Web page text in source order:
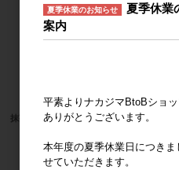
抹茶着物 ハローキティ MC
夏季休業のお知らせ
夏季休業
案内
平素よりナカジマBtoBショ
ありがとうございます。
本年度の夏季休業日につき
せていただきます。